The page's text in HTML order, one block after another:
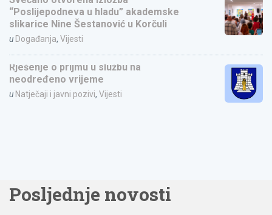
“Poslijepodneva u hladu” akademske
slikarice Nine Šestanović u Korčuli
u Događanja, Vijesti
Rješenje o prijmu u službu na
neodređeno vrijeme
u Natječaji i javni pozivi, Vijesti
Posljednje novosti